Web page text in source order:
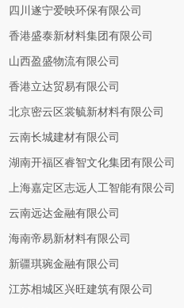
四川遂宁爱映环保有限公司
香港盛泰新材料集团有限公司
山西盈盛物流有限公司
香港立达贸易有限公司
北京密云区裳毓新材料有限公司
云南长城建材有限公司
湖南开福区睿智文化集团有限公司
上海嘉定区志远人工智能有限公司
云南远达金融有限公司
海南帝易新材料有限公司
新疆琪琬金融有限公司
江苏相城区兴旺建筑有限公司